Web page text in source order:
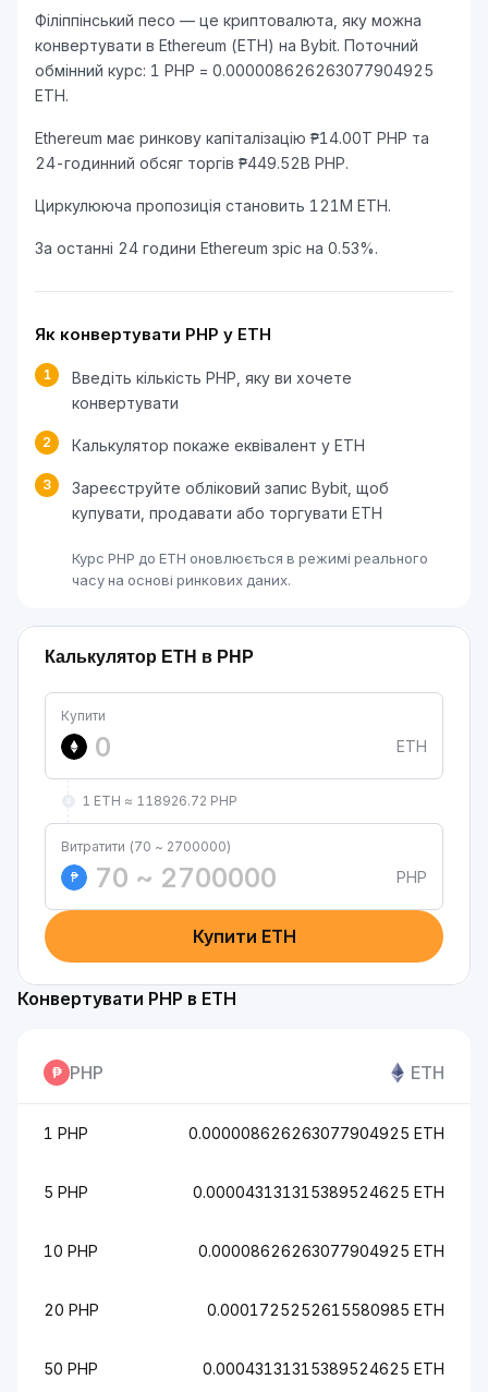
Філіппінський песо — це криптовалюта, яку можна
конвертувати в Ethereum (ETH) на Bybit. Поточний
обмінний курс: 1 PHP = 0.000008626263077904925
ETH.
Ethereum має ринкову капіталізацію ₱14.00T PHP та
24-годинний обсяг торгів ₱449.52B PHP.
Циркулююча пропозиція становить 121M ETH.
За останні 24 години Ethereum зріс на 0.53%.
Як конвертувати PHP у ETH
1
Введіть кількість PHP, яку ви хочете
конвертувати
2 Калькулятор покаже еквівалент у ETH
3
Зареєструйте обліковий запис Bybit, щоб
купувати, продавати або торгувати ETH
Курс PHP до ETH оновлюється в режимі реального
часу на основі ринкових даних.
Калькулятор ETH в PHP
Купити
ETH
1 ETH ≈ 118926.72 PHP
Витратити (70 ~ 2700000)
₱
PHP
Купити ETH
Конвертувати PHP в ETH
PHP ETH
1 PHP 0.000008626263077904925 ETH
5 PHP 0.000043131315389524625 ETH
10 PHP 0.00008626263077904925 ETH
20 PHP 0.0001725252615580985 ETH
50 PHP 0.00043131315389524625 ETH